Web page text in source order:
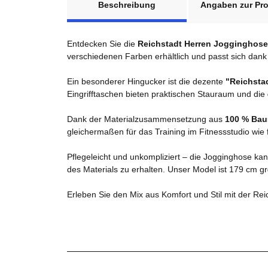
Beschreibung
Angaben zur
Entdecken Sie die Reichstadt Herren Jogginghose
verschiedenen Farben erhältlich und passt sich
Ein besonderer Hingucker ist die dezente
Eingrifftaschen bieten praktischen Stauraum und
Dank der Materialzusammensetzung aus 100 %
gleichermaßen für das Training im Fitnessstudio wie
Pflegeleicht und unkompliziert – die Jogginghose
des Materials zu erhalten. Unser Model ist 179 cm
Erleben Sie den Mix aus Komfort und Stil mit der